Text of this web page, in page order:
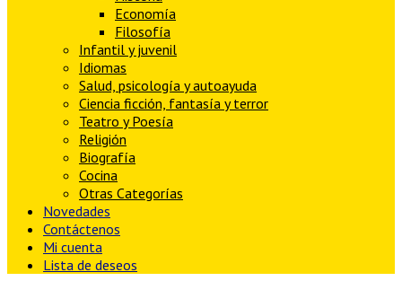
Economía
Filosofía
Infantil y juvenil
Idiomas
Salud, psicología y autoayuda
Ciencia ficción, fantasía y terror
Teatro y Poesía
Religión
Biografía
Cocina
Otras Categorías
Novedades
Contáctenos
Mi cuenta
Lista de deseos